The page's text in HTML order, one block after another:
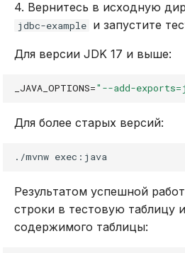
4. Вернитесь в исходную
jdbc-example и запустите
Для версии JDK 17 и выше:
_JAVA_OPTIONS="--add-
Для более старых версий:
./mvnw
Результатом успешной
строки в тестовую таблицу
содержимого таблицы: